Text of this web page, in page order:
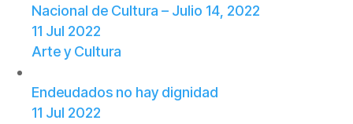
Nacional de Cultura – Julio 14, 2022
11 Jul 2022
Arte y Cultura
Endeudados no hay dignidad
11 Jul 2022